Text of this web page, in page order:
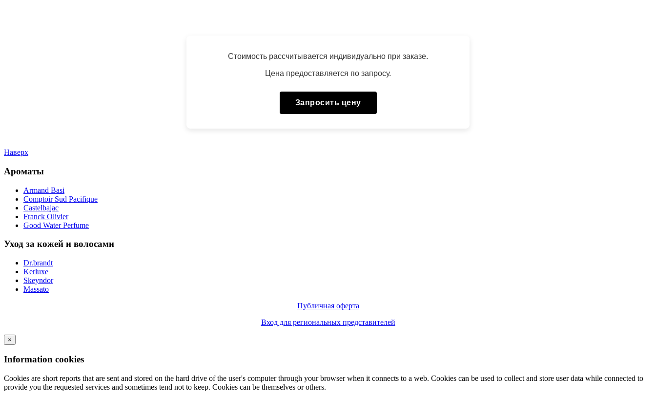
Стоимость рассчитывается индивидуально при заказе.
Цена предоставляется по запросу.
Запросить цену
Наверх
Ароматы
Armand Basi
Comptoir Sud Pacifique
Castelbajac
Franck Olivier
Good Water Perfume
Уход за кожей и волосами
Dr.brandt
Kerluxe
Skeyndor
Massato
Публичная оферта
Вход для региональных представителей
×
Information cookies
Cookies are short reports that are sent and stored on the hard drive of the user's computer through your browser when it connects to a web. Cookies can be used to collect and store user data while connected to
provide you the requested services and sometimes tend not to keep. Cookies can be themselves or others.